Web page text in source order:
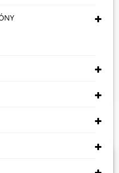
Sondy
Káblov